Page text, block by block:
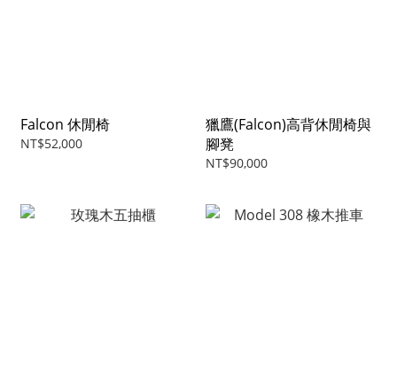
Falcon 休閒椅
NT$52,000
獵鷹(Falcon)高背休閒椅與
腳凳
NT$90,000